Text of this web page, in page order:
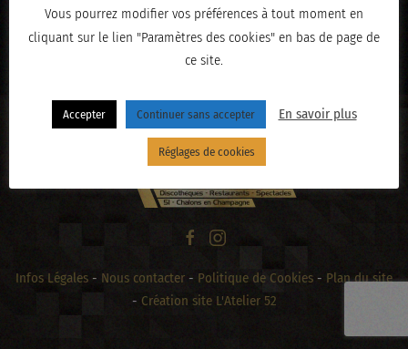
« PRÉCÉDENT
Infos Légales - Nous contacter - Politique de Cookies - Plan du site
- Création site L'Atelier 52
Vous pourrez modifier vos préférences à tout moment en
cliquant sur le lien "Paramètres des cookies" en bas de page de
ce site.
Accepter Continuer sans accepter En savoir plus
Réglages de cookies